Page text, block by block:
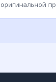
оригинальной